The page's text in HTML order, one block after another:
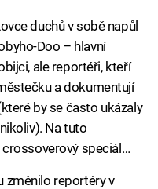
duchů v sobě napůl
Doo – hlavní
ale reportéři, kteří
a dokumentují
by se často ukázaly
Na tuto
speciál…
změnilo reportéry v